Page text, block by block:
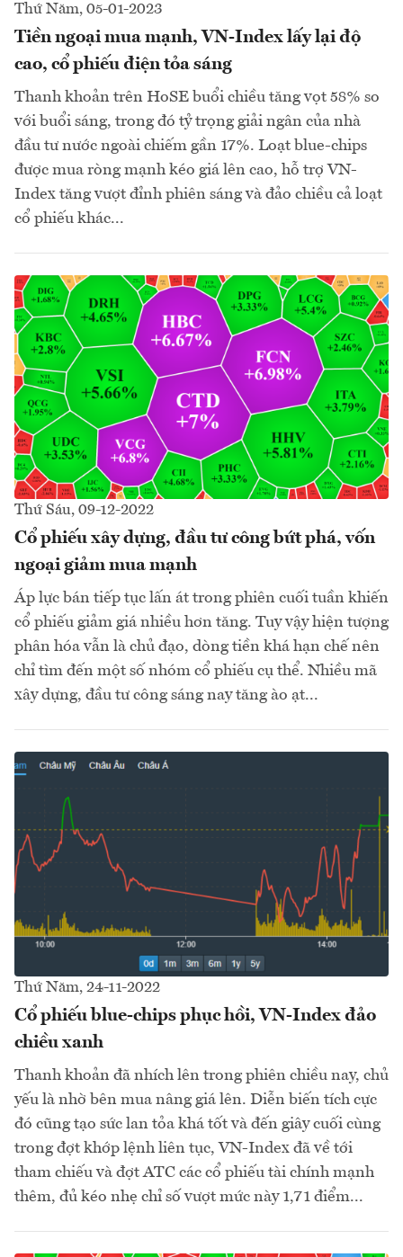
Thứ Năm, 05-01-2023
Tiền ngoại mua mạnh, VN-Index lấy lại độ
cao, cổ phiếu điện tỏa sáng
Thanh khoản trên HoSE buổi chiều tăng vọt 58% so
với buổi sáng, trong đó tỷ trọng giải ngân của nhà
đầu tư nước ngoài chiếm gần 17%. Loạt blue-chips
được mua ròng mạnh kéo giá lên cao, hỗ trợ VN-
Index tăng vượt đỉnh phiên sáng và đảo chiều cả loạt
cổ phiếu khác...
Thứ Sáu, 09-12-2022
Cổ phiếu xây dựng, đầu tư công bứt phá, vốn
ngoại giảm mua mạnh
Áp lực bán tiếp tục lấn át trong phiên cuối tuần khiến
cổ phiếu giảm giá nhiều hơn tăng. Tuy vậy hiện tượng
phân hóa vẫn là chủ đạo, dòng tiền khá hạn chế nên
chỉ tìm đến một số nhóm cổ phiếu cụ thể. Nhiều mã
xây dựng, đầu tư công sáng nay tăng ào ạt...
Thứ Năm, 24-11-2022
Cổ phiếu blue-chips phục hồi, VN-Index đảo
chiều xanh
Thanh khoản đã nhích lên trong phiên chiều nay, chủ
yếu là nhờ bên mua nâng giá lên. Diễn biến tích cực
đó cũng tạo sức lan tỏa khá tốt và đến giây cuối cùng
trong đợt khớp lệnh liên tục, VN-Index đã về tới
tham chiếu và đợt ATC các cổ phiếu tài chính mạnh
thêm, đủ kéo nhẹ chỉ số vượt mức này 1,71 điểm...